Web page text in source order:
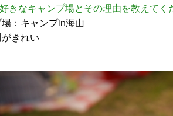
きなキャンプ場とその理由を教えてく
：キャンプin海山
きれい